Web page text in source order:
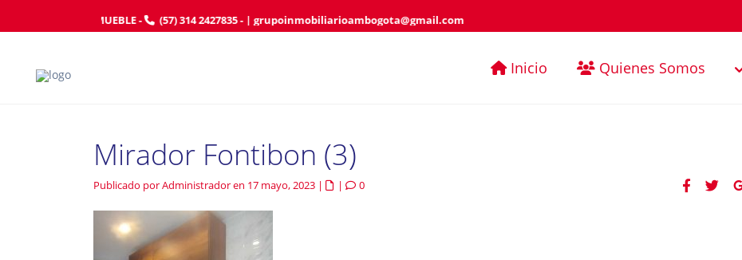
AFILIE SU INMUEBLE- (57) 314 2427835- | grupoinmobiliarioambogota@gmail.com
Inicio Quienes Somos
Mirador Fontibon (3)
Publicado por Administrador en 17 mayo, 2023 | | 0